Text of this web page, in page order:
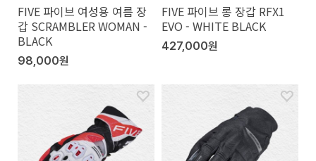
FIVE 파이브 여성용 여름 장
갑 SCRAMBLER WOMAN -
BLACK
98,000원
FIVE 파이브 롱 장갑 RFX1
EVO - WHITE BLACK
427,000원